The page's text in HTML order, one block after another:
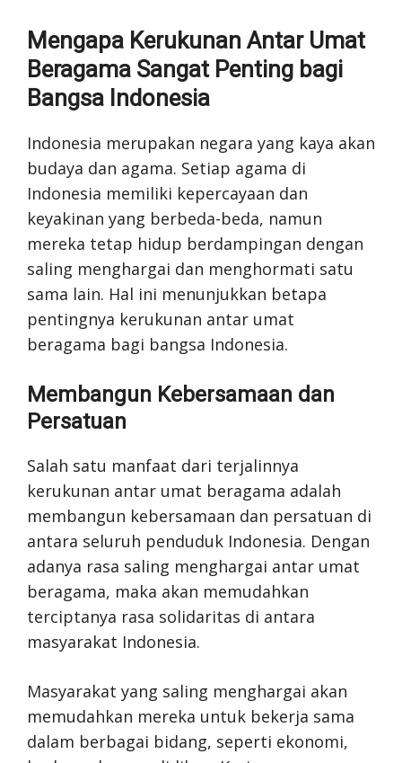
Mengapa Kerukunan Antar Umat
Beragama Sangat Penting bagi
Bangsa Indonesia
Indonesia merupakan negara yang kaya akan
budaya dan agama. Setiap agama di
Indonesia memiliki kepercayaan dan
keyakinan yang berbeda-beda, namun
mereka tetap hidup berdampingan dengan
saling menghargai dan menghormati satu
sama lain. Hal ini menunjukkan betapa
pentingnya kerukunan antar umat
beragama bagi bangsa Indonesia.
Membangun Kebersamaan dan
Persatuan
Salah satu manfaat dari terjalinnya
kerukunan antar umat beragama adalah
membangun kebersamaan dan persatuan di
antara seluruh penduduk Indonesia. Dengan
adanya rasa saling menghargai antar umat
beragama, maka akan memudahkan
terciptanya rasa solidaritas di antara
masyarakat Indonesia.
Masyarakat yang saling menghargai akan
memudahkan mereka untuk bekerja sama
dalam berbagai bidang, seperti ekonomi,